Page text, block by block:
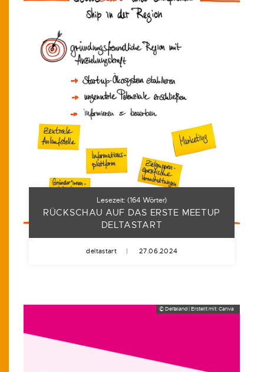
Lesezeit:(164 Wörter)
RÜCKSCHAU AUF DAS ERSTE MEETUP
DELTASTART
deltastart | 27.06.2024
© Deltaland | Erstellt mit: Canva